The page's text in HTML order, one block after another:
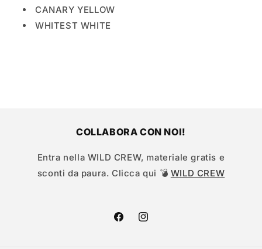
CANARY YELLOW
WHITEST WHITE
COLLABORA CON NOI!
Entra nella WILD CREW, materiale gratis e
sconti da paura. Clicca qui 💣 WILD CREW
FacebookInstagram